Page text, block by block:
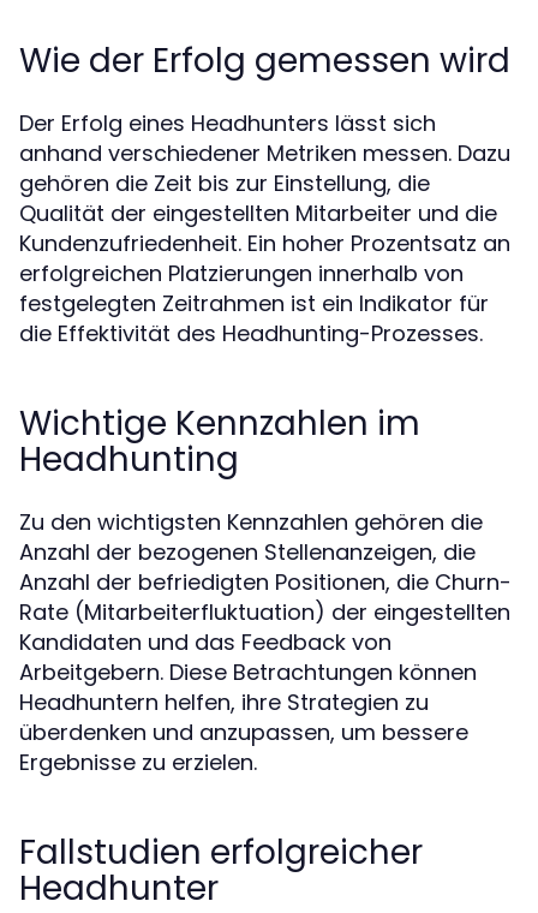
Wie der Erfolg gemessen wird
Der Erfolg eines Headhunters lässt sich
anhand verschiedener Metriken messen. Dazu
gehören die Zeit bis zur Einstellung, die
Qualität der eingestellten Mitarbeiter und die
Kundenzufriedenheit. Ein hoher Prozentsatz an
erfolgreichen Platzierungen innerhalb von
festgelegten Zeitrahmen ist ein Indikator für
die Effektivität des Headhunting-Prozesses.
Wichtige Kennzahlen im
Headhunting
Zu den wichtigsten Kennzahlen gehören die
Anzahl der bezogenen Stellenanzeigen, die
Anzahl der befriedigten Positionen, die Churn-
Rate (Mitarbeiterfluktuation) der eingestellten
Kandidaten und das Feedback von
Arbeitgebern. Diese Betrachtungen können
Headhuntern helfen, ihre Strategien zu
überdenken und anzupassen, um bessere
Ergebnisse zu erzielen.
Fallstudien erfolgreicher
Headhunter